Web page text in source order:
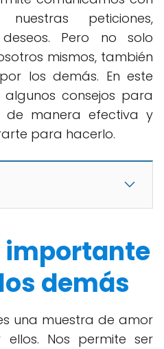
peticiones,
Pero no solo
mismos, también
los demás. En este
consejos para
manera efectiva y
para hacerlo.
importante
demás
una muestra de amor
Nos permite ser